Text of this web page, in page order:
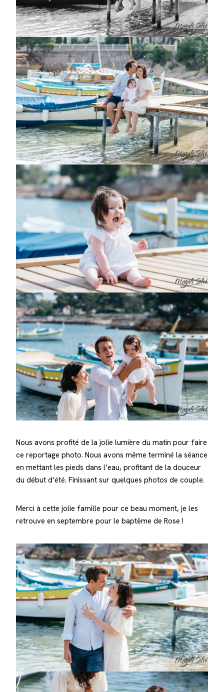
Nous avons profité de la jolie lumière du matin pour faire
ce reportage photo. Nous avons même terminé la séance
en mettant les pieds dans l’eau, profitant de la douceur
du début d’été. Finissant sur quelques photos de couple.
Merci à cette jolie famille pour ce beau moment, je les
retrouve en septembre pour le baptême de Rose !